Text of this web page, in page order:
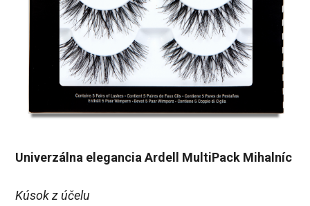
Univerzálna elegancia Ardell MultiPack Mihalníc
Kúsok z účelu